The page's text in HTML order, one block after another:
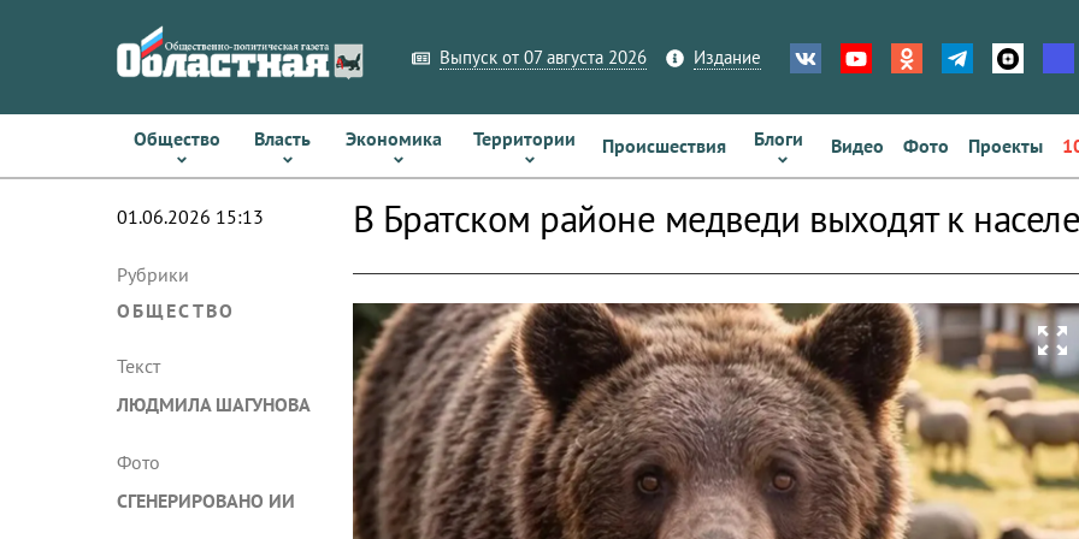
Выпуск от 07 августа 2026 Издание
Общество Власть Экономика Территории Происшествия Блоги Видео Фото Проекты
01.06.2026 15:13
Рубрики
ОБЩЕСТВО
Текст
ЛЮДМИЛА ШАГУНОВА
Фото
СГЕНЕРИРОВАНО ИИ
В Братском районе медведи выходят к
zoom_out_map